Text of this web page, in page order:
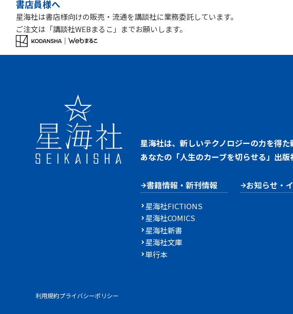
書店員様へ
星海社は書店様向けの販売・流通を講談社に業務委託しています。
ご注文は「講談社WEBまるこ」までお願いします。
星海社は、新しいテクノロジーの力を得た
あなたの「人生のカーブを切らせる」出版
書籍情報・新刊情報
星海社FICTIONS
星海社COMICS
星海社新書
星海社文庫
単行本
お知らせ・
利用規約プライバシーポリシー